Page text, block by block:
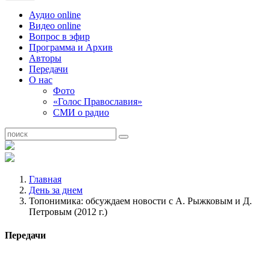
Аудио online
Видео online
Вопрос в эфир
Программа и Архив
Авторы
Передачи
О нас
Фото
«Голос Православия»
СМИ о радио
Главная
День за днем
Топонимика: обсуждаем новости с А. Рыжковым и Д.
Петровым (2012 г.)
Передачи